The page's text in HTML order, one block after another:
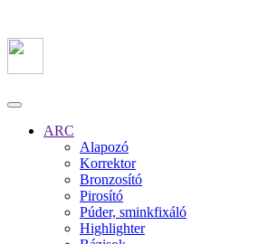
ARC
Alapozó
Korrektor
Bronzosító
Pirosító
Púder, sminkfixáló
Highlighter